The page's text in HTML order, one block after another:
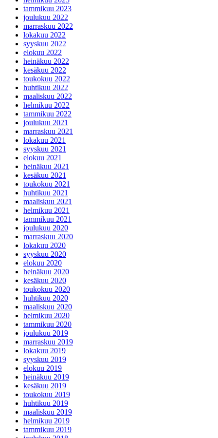
tammikuu 2023
joulukuu 2022
marraskuu 2022
lokakuu 2022
syyskuu 2022
elokuu 2022
heinäkuu 2022
kesäkuu 2022
toukokuu 2022
huhtikuu 2022
maaliskuu 2022
helmikuu 2022
tammikuu 2022
joulukuu 2021
marraskuu 2021
lokakuu 2021
syyskuu 2021
elokuu 2021
heinäkuu 2021
kesäkuu 2021
toukokuu 2021
huhtikuu 2021
maaliskuu 2021
helmikuu 2021
tammikuu 2021
joulukuu 2020
marraskuu 2020
lokakuu 2020
syyskuu 2020
elokuu 2020
heinäkuu 2020
kesäkuu 2020
toukokuu 2020
huhtikuu 2020
maaliskuu 2020
helmikuu 2020
tammikuu 2020
joulukuu 2019
marraskuu 2019
lokakuu 2019
syyskuu 2019
elokuu 2019
heinäkuu 2019
kesäkuu 2019
toukokuu 2019
huhtikuu 2019
maaliskuu 2019
helmikuu 2019
tammikuu 2019